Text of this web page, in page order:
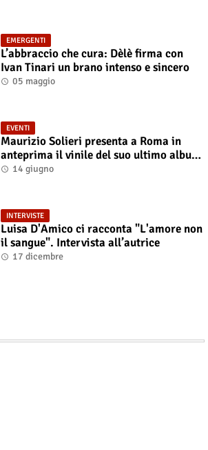
EMERGENTI
L’abbraccio che cura: Dèlè firma con
Ivan Tinari un brano intenso e sincero
05 maggio
EVENTI
Maurizio Solieri presenta a Roma in
anteprima il vinile del suo ultimo album
“Resurrection”
14 giugno
INTERVISTE
Luisa D'Amico ci racconta "L'amore non
il sangue". Intervista all’autrice
17 dicembre